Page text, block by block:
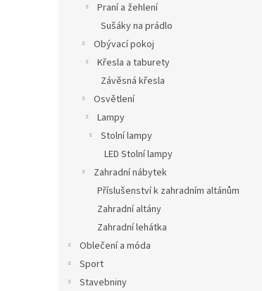
Praní a žehlení
Sušáky na prádlo
Obývací pokoj
Křesla a taburety
Závěsná křesla
Osvětlení
Lampy
Stolní lampy
LED Stolní lampy
Zahradní nábytek
Příslušenství k zahradním altánům
Zahradní altány
Zahradní lehátka
Oblečení a móda
Sport
Stavebniny